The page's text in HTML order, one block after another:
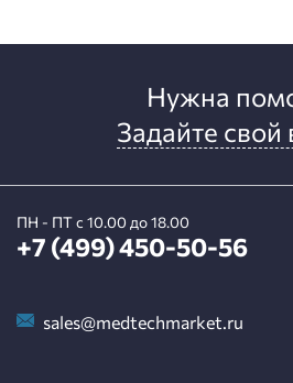
Нужна
Задайте свой
ПН - ПТ с 10.00 до 18.00
+7 (499) 450-50-56
sales@medtechmarket.ru